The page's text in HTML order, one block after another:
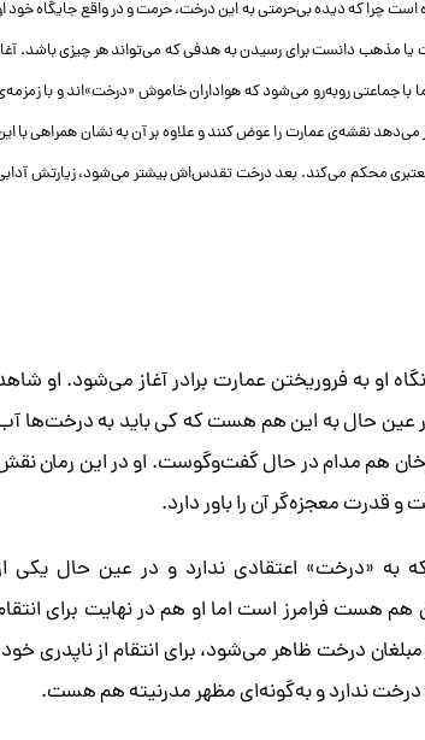
چرا که دیده بی‌حرمتی به این درخت، حرمت و در واقع جایگاه خود
یا مذهب دانست برای رسیدن به هدفی که می‌تواند هر چیزی باشد.
جماعتی روبه‌رو می‌شود که هواداران خاموش «درخت»‌اند و با
نقشه‌ی عمارت را عوض کنند و علاوه بر آن به نشان همراهی با
محکم می‌کند. بعد درخت تقدس‌اش بیشتر می‌شود، زیارتش
او به فروریختن عمارت برادر آغاز می‌شود. او
حال به این هم هست که کی باید به درخت‌ها
هم مدام در حال گفت‌وگوست. او در این رمان
و قدرت معجزه‌گر آن را باور دارد.
به «درخت» اعتقادی ندارد و در عین حال یکی
هست فرامرز است اما او هم در‌ ‌نهایت برای
درخت ظاهر می‌شود، برای انتقام از ناپدری
درخت ندارد و به‌گونه‌ای مظهر مدرنیته هم هست.